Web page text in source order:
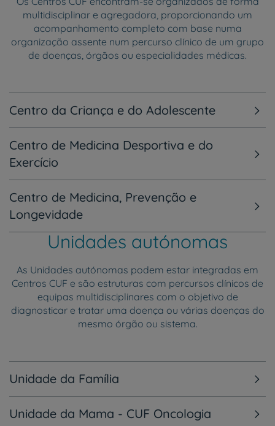
multidisciplinar e agregadora, proporcionando um
acompanhamento completo com base numa
organização assente num percurso clínico de um grupo
de doenças, órgãos ou especialidades médicas.
Centro da Criança e do Adolescente
Centro de Medicina Desportiva e do
Exercício
Centro de Medicina, Prevenção e
Longevidade
Unidades autónomas
As Unidades autónomas podem estar integradas em
Centros CUF e são estruturas com percursos clínicos de
equipas multidisciplinares com o objetivo de
diagnosticar e tratar uma doença ou várias doenças do
mesmo órgão ou sistema.
Unidade da Família
Unidade da Mama - CUF Oncologia